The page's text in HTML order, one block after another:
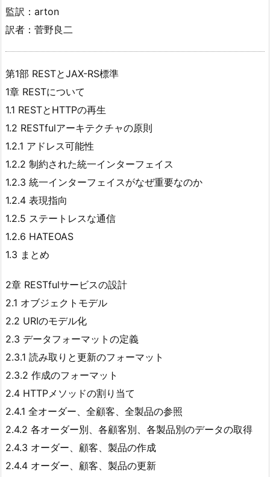
監訳：arton
訳者：菅野良二
第1部 RESTとJAX-RS標準
1章 RESTについて
1.1 RESTとHTTPの再生
1.2 RESTfulアーキテクチャの原則
1.2.1 アドレス可能性
1.2.2 制約された統一インターフェイス
1.2.3 統一インターフェイスがなぜ重要なのか
1.2.4 表現指向
1.2.5 ステートレスな通信
1.2.6 HATEOAS
1.3 まとめ
2章 RESTfulサービスの設計
2.1 オブジェクトモデル
2.2 URIのモデル化
2.3 データフォーマットの定義
2.3.1 読み取りと更新のフォーマット
2.3.2 作成のフォーマット
2.4 HTTPメソッドの割り当て
2.4.1 全オーダー、全顧客、全製品の参照
2.4.2 各オーダー別、各顧客別、各製品別のデータの取得
2.4.3 オーダー、顧客、製品の作成
2.4.4 オーダー、顧客、製品の更新